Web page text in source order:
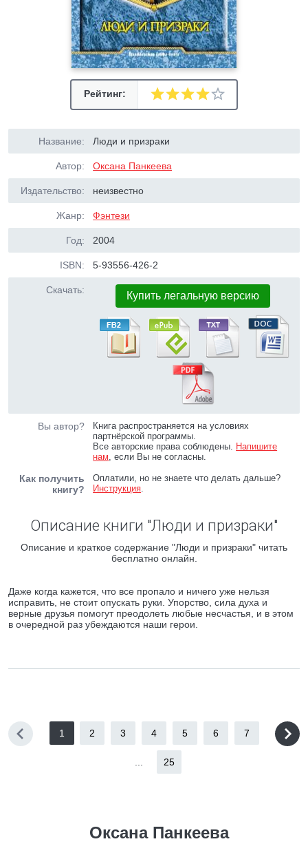
Рейтинг:
Название: Люди и призраки
Автор: Оксана Панкеева
Издательство: неизвестно
Жанр: Фэнтези
Год: 2004
ISBN: 5-93556-426-2
Скачать: Купить легальную версию
Вы автор?
Книга распространяется на условиях
партнёрской программы.
Все авторские права соблюдены. Напишите
нам, если Вы не согласны.
Как получить
книгу?
Оплатили, но не знаете что делать дальше?
Инструкция.
Описание книги "Люди и призраки"
Описание и краткое содержание "Люди и призраки" читать
бесплатно онлайн.
Даже когда кажется, что все пропало и ничего уже нельзя
исправить, не стоит опускать руки. Упорство, сила духа и
верные друзья помогут преодолеть любые несчастья, и в этом
в очередной раз убеждаются наши герои.
1 2 3 4 5 6 7
25
Оксана Панкеева